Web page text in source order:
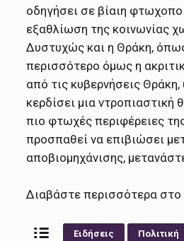
οδηγήσει σε βίαιη
εξαθλίωση της κοινωνίας
Δυστυχώς και η Θράκη,
περισσότερο όμως η
από τις κυβερνήσεις
κερδίσει μια ντροπιαστική
πιο φτωχές περιφέρειες
προσπαθεί να επιβιώσει
αποβιομηχάνισης,
Διαβάστε περισσότερα στο
Ειδήσεις Πολιτική